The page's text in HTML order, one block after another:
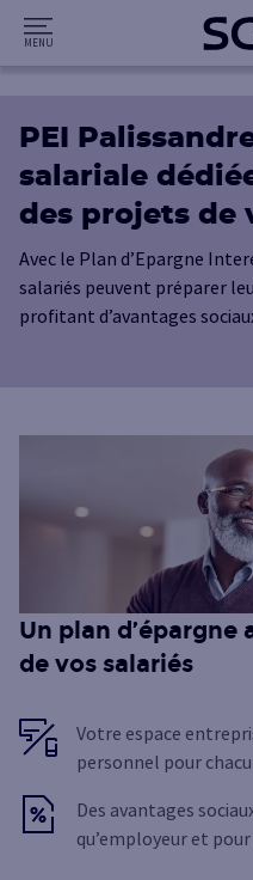
PEI
salariale
des projets de
Avec le Plan d’Epargne
salariés peuvent préparer
profitant d’avantages
Un plan d’épargne
de vos salariés
Votre espace
personnel pour
Des avantages
qu’employeur et